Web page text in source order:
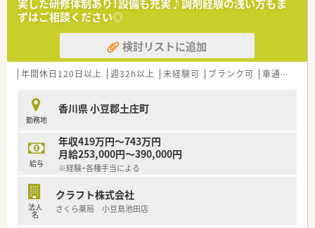
実した研修体制あり！設備も充実♪調剤経験の浅い方もま
ずはご相談ください◎
検討リストに追加
年間休日120日以上 週32h以上 未経験可 ブランク可 車通勤可
勤務地
香川県 小豆郡土庄町
給与
年収419万円～743万円
月給253,000円～390,000円
※経験・各種手当による
法人
名
クラフト株式会社
さくら薬局 小豆島池田店